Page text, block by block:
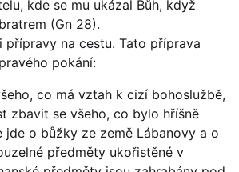
kde se mu ukázal Bůh, když
(Gn 28).
přípravy na cestu. Tato příprava
pokání:
co má vztah k cizí bohoslužbě,
zbavit se všeho, co bylo hříšně
jde o bůžky ze země Lábanovy a o
předměty ukořistěné v